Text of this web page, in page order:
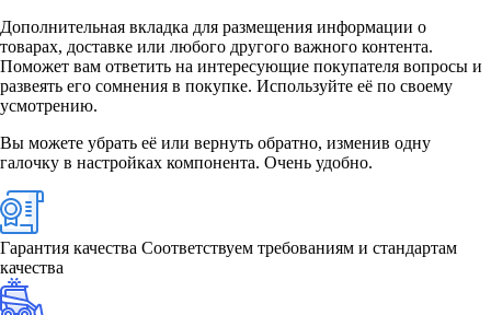
Дополнительная вкладка для размещения информации о
товарах, доставке или любого другого важного контента.
Поможет вам ответить на интересующие покупателя вопросы и
развеять его сомнения в покупке. Используйте её по своему
усмотрению.
Вы можете убрать её или вернуть обратно, изменив одну
галочку в настройках компонента. Очень удобно.
Гарантия качества Соответствуем требованиям и стандартам
качества